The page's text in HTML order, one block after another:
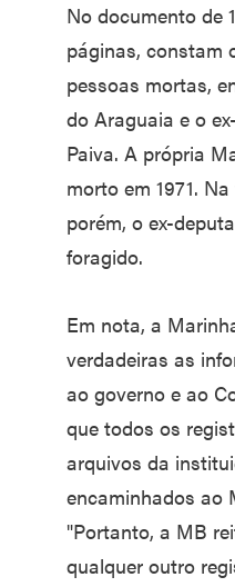
No documento de
páginas, constam
pessoas mortas,
do Araguaia e o
Paiva. A própria
morto em 1971.
porém, o ex-
foragido.
Em nota, a
verdadeiras as
ao governo e ao
que todos os
arquivos da
encaminhados ao
"Portanto, a MB
qualquer outro